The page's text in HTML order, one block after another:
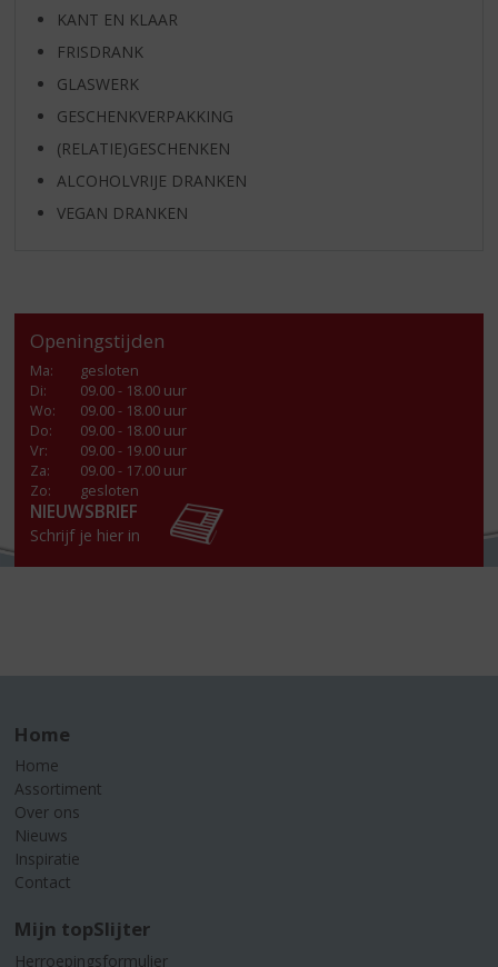
KANT EN KLAAR
FRISDRANK
GLASWERK
GESCHENKVERPAKKING
(RELATIE)GESCHENKEN
ALCOHOLVRIJE DRANKEN
VEGAN DRANKEN
Openingstijden
Ma:
gesloten
Di:
09.00 - 18.00 uur
Wo:
09.00 - 18.00 uur
Do:
09.00 - 18.00 uur
Vr:
09.00 - 19.00 uur
Za:
09.00 - 17.00 uur
Zo:
gesloten
NIEUWSBRIEF
Schrijf je hier in
Home
Home
Assortiment
Over ons
Nieuws
Inspiratie
Contact
Mijn topSlijter
Herroepingsformulier